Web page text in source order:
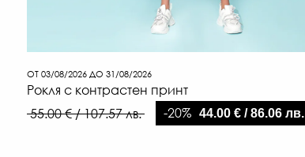
ОТ 03/08/2026 ДО 31/08/2026
Рокля с контрастен принт
55.00 € / 107.57 лв.
-20% 44.00 € / 86.06 лв.